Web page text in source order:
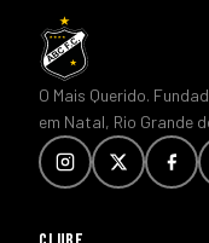
O Mais Querido.
em Natal, Rio Grande